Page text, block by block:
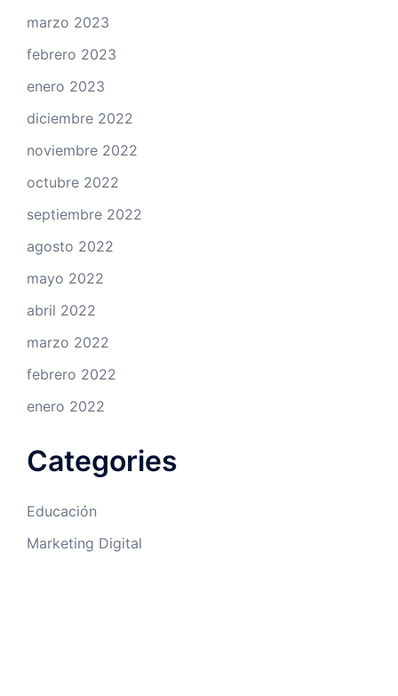
marzo 2023
febrero 2023
enero 2023
diciembre 2022
noviembre 2022
octubre 2022
septiembre 2022
agosto 2022
mayo 2022
abril 2022
marzo 2022
febrero 2022
enero 2022
Categories
Educación
Marketing Digital